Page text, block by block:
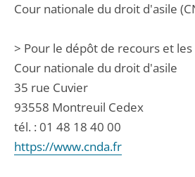
Cour nationale du droit d'asile
> Pour le dépôt de recours et
Cour nationale du droit d'asile
35 rue Cuvier
93558 Montreuil Cedex
tél. : 01 48 18 40 00
https://www.cnda.fr